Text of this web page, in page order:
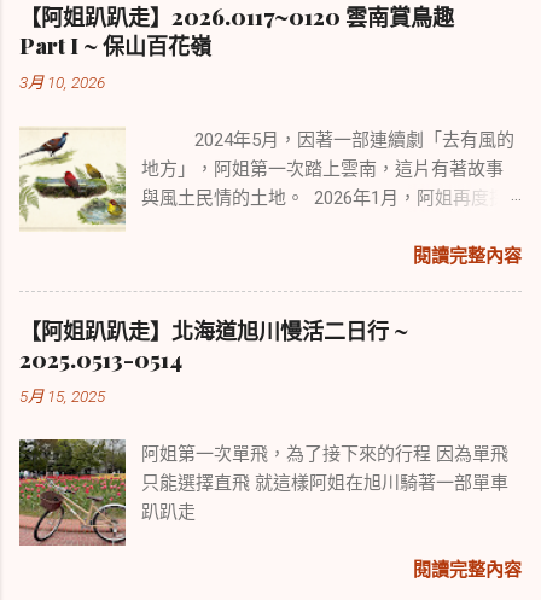
【阿姐趴趴走】2026.0117~0120 雲南賞鳥趣
Part I ~ 保山百花嶺
3月 10, 2026
2024年5月，因著一部連續劇「去有風的
地方」，阿姐第一次踏上雲南，這片有著故事
與風土民情的土地。 2026年1月，阿姐再度探
采。 本次行程從賞鳥勝地保山百花嶺開始，續
不同，可以說是景點與野趣的不同體驗。
閱讀完整內容
【阿姐趴趴走】北海道旭川慢活二日行 ~
2025.0513-0514
5月 15, 2025
阿姐第一次單飛，為了接下來的行程 因為單飛
只能選擇直飛 就這樣阿姐在旭川騎著一部單車
趴趴走
閱讀完整內容